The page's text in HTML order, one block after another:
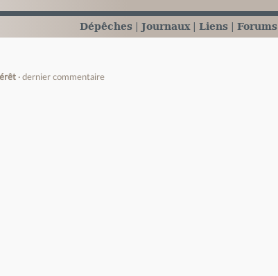
Dépêches Journaux Liens Forums
dernier commentaire